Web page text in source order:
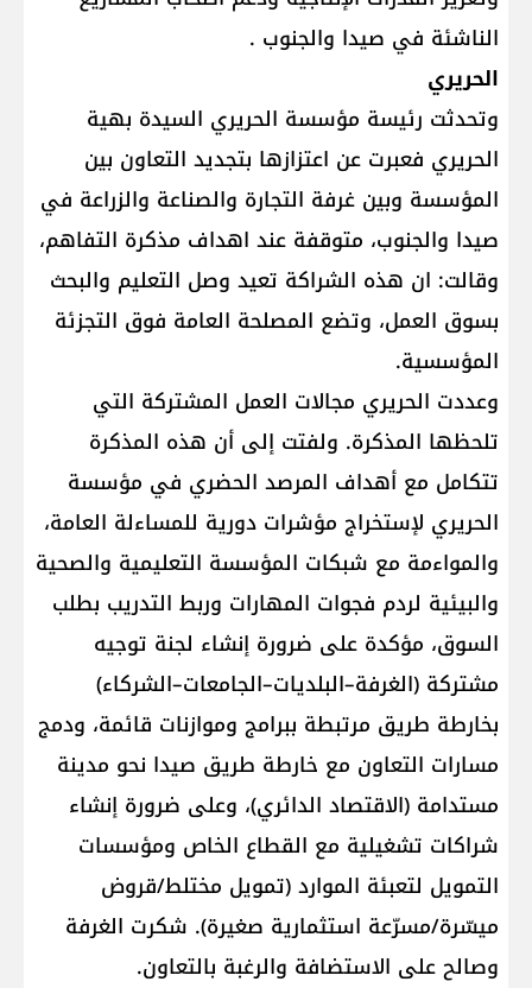
الناشئة في صيدا والجنوب .
الحريري
وتحدثت رئيسة مؤسسة الحريري السيدة بهية
الحريري فعبرت عن اعتزازها بتجديد التعاون بين
المؤسسة وبين غرفة التجارة والصناعة والزراعة في
صيدا والجنوب، متوقفة عند اهداف مذكرة التفاهم،
وقالت: ان هذه الشراكة تعيد وصل التعليم والبحث
بسوق العمل، وتضع المصلحة العامة فوق التجزئة
المؤسسية.
وعددت الحريري مجالات العمل المشتركة التي
تلحظها المذكرة. ولفتت إلى أن هذه المذكرة
تتكامل مع أهداف المرصد الحضري في مؤسسة
الحريري لإستخراج مؤشرات دورية للمساءلة العامة،
والمواءمة مع شبكات المؤسسة التعليمية والصحية
والبيئية لردم فجوات المهارات وربط التدريب بطلب
السوق، مؤكدة على ⁠ضرورة إنشاء لجنة توجيه
مشتركة (الغرفة–البلديات–الجامعات–الشركاء)
بخارطة طريق مرتبطة ببرامج وموازنات قائمة، ودمج
مسارات التعاون مع خارطة طريق صيدا نحو مدينة
مستدامة (الاقتصاد الدائري)، وعلى ضرورة إنشاء
شراكات تشغيلية مع القطاع الخاص ومؤسسات
التمويل لتعبئة الموارد (تمويل مختلط/قروض
ميسّرة/مسرّعة استثمارية صغيرة). شكرت الغرفة
وصالح على الاستضافة والرغبة بالتعاون.